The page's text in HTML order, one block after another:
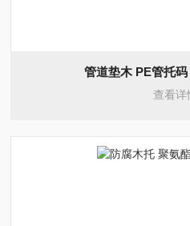
管道垫木 PE管托
查看详